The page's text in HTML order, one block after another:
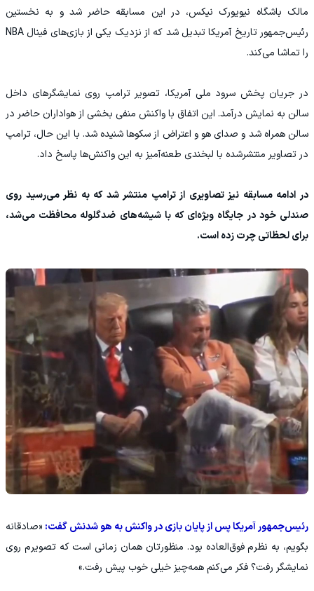
مالک باشگاه نیویورک نیکس، در این مسابقه حاضر شد و به نخستین
رئیس‌جمهور تاریخ آمریکا تبدیل شد که از نزدیک یکی از بازی‌های فینال NBA
را تماشا می‌کند.
در جریان پخش سرود ملی آمریکا، تصویر ترامپ روی نمایشگرهای داخل
سالن به نمایش درآمد. این اتفاق با واکنش منفی بخشی از هواداران حاضر در
سالن همراه شد و صدای هو و اعتراض از سکوها شنیده شد. با این حال، ترامپ
در تصاویر منتشرشده با لبخندی طعنه‌آمیز به این واکنش‌ها پاسخ داد.
در ادامه مسابقه نیز تصاویری از ترامپ منتشر شد که به نظر می‌رسید روی
صندلی خود در جایگاه ویژه‌ای که با شیشه‌های ضدگلوله محافظت می‌شد،
برای لحظاتی چرت زده است.
رئیس‌جمهور آمریکا پس از پایان بازی در واکنش به هو شدنش گفت: «صادقانه
بگویم، به نظرم فوق‌العاده بود. منظورتان همان زمانی است که تصویرم روی
نمایشگر رفت؟ فکر می‌کنم همه‌چیز خیلی خوب پیش رفت.»